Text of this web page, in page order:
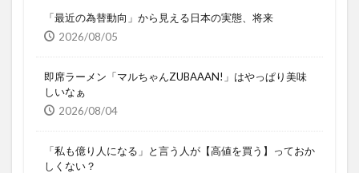
「最近の為替動向」から見える日本の実態、将来
2026/08/05
即席ラーメン「マルちゃんZUBAAAN!」はやっぱり美味
しいなぁ
2026/08/04
「私も億り人になる」と言う人が【高値を買う】っておか
しくない？